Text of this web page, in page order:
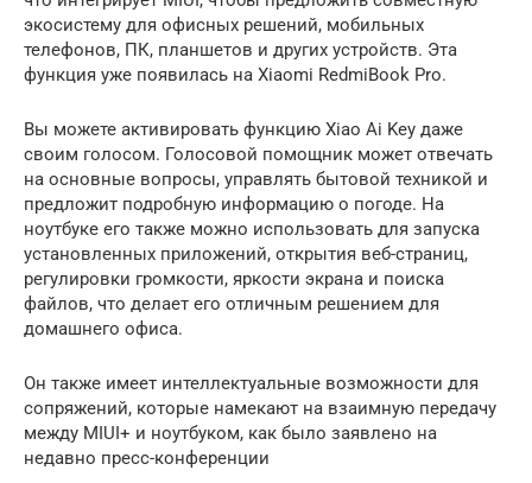
экосистему для офисных решений, мобильных
телефонов, ПК, планшетов и других устройств. Эта
функция уже появилась на Xiaomi RedmiBook Pro.
Вы можете активировать функцию Xiao Ai Key даже
своим голосом. Голосовой помощник может отвечать
на основные вопросы, управлять бытовой техникой и
предложит подробную информацию о погоде. На
ноутбуке его также можно использовать для запуска
установленных приложений, открытия веб-страниц,
регулировки громкости, яркости экрана и поиска
файлов, что делает его отличным решением для
домашнего офиса.
Он также имеет интеллектуальные возможности для
сопряжений, которые намекают на взаимную передачу
между MIUI+ и ноутбуком, как было заявлено на
недавно пресс-конференции